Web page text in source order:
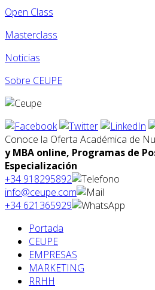
Open Class
Masterclass
Noticias
Sobre CEUPE
Conoce la Oferta Académica de
y MBA online, Programas de
Especialización
+34 918295892
info@ceupe.com
+34 621365929
Portada
CEUPE
EMPRESAS
MARKETING
RRHH